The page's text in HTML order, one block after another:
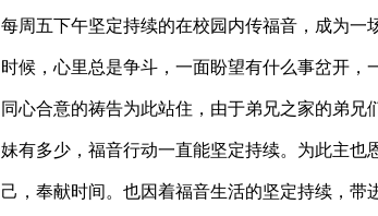
每周五下午坚定持续的在校园内传福音，成为
时候，心里总是争斗，一面盼望有什么事岔开
同心合意的祷告为此站住，由于弟兄之家的弟
妹有多少，福音行动一直能坚定持续。为此主也
己，奉献时间。也因着福音生活的坚定持续，